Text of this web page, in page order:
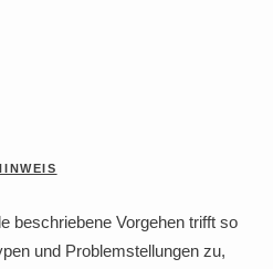
beschriebene Vorgehen trifft so
und Problemstellungen zu,